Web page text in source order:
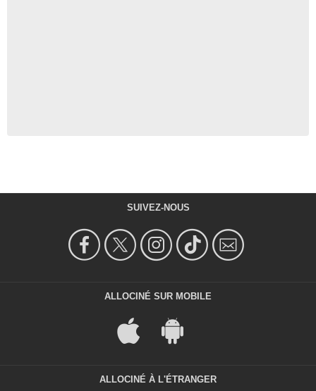
SUIVEZ-NOUS
ALLOCINÉ SUR MOBILE
ALLOCINÉ À L'ÉTRANGER